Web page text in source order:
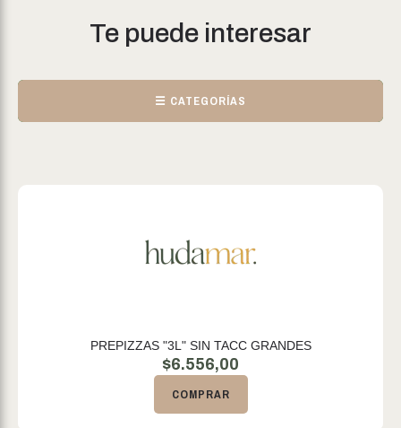
Te puede interesar
☰ CATEGORÍAS
PREPIZZAS "3L" SIN TACC GRANDES
$6.556,00
COMPRAR